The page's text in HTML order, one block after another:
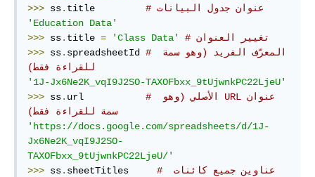
>>> ss. title
# عنوان جدول البيانات
'Education Data'
>>> ss. title = 'Class Data'
# تغيير العنوان
>>> ss. spreadsheetId # ‫المعرّف الفريد (وهو سمة
للقراءة فقط)
'1J-Jx6Ne2K_vqI9J2SO-TAXOFbxx_9tUjwnkPC22LjeU'
>>> ss. url # ‫عنوان URL الأصلي (وهو
سمة للقراءة فقط)
'https://docs.google.com/spreadsheets/d/1J-
Jx6Ne2K_vqI9J2SO-
TAXOFbxx_9tUjwnkPC22LjeU/'
>>> ss. sheetTitles # ‫عناوين جميع كائنات